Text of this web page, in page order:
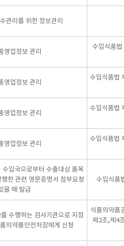
관리를 위한 정보관리
영업정보 관리
수입식품
영업정보 관리
수입식품법
영업정보 관리
수입식품법
영업정보 관리
수입식품법
입국으로부터 수출대상 품목
한 관련 영문증명서 첨부요청
을 때 발급
수입식품
수행하는 검사기관으로 지정
의약품안전처장에게 신청
식품의약품
제2조,제4